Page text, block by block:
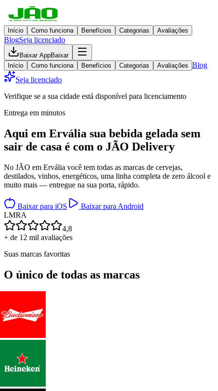
Início Como funciona Benefícios Categorias Avaliações
BlogSeja licenciado
Baixar AppBaixar
Início
Como funciona Benefícios Categorias Avaliações Blog
Seja licenciado
Verifique se a sua cidade está disponível para licenciamento
Entrega em minutos
Aqui em Ervália sua bebida gelada sem
sair de casa é com o JÃO Delivery
No JÃO em Ervália você tem todas as marcas de cervejas,
destilados, vinhos, energéticos, uma linha completa de zero álcool e
muito mais — entregue na sua porta, rápido.
Baixar para iOS
Baixar para Android
LMRA
4,8
+ de 12 mil avaliações
Suas marcas favoritas
O único de todas as marcas